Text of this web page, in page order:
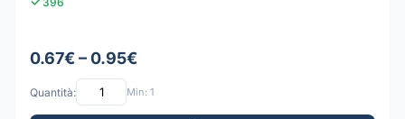
0.67€ – 0.95€
Quantità: Min: 1